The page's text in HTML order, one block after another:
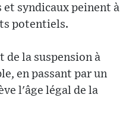
syndicaux peinent à
potentiels.
de la suspension à
en passant par un
l'âge légal de la